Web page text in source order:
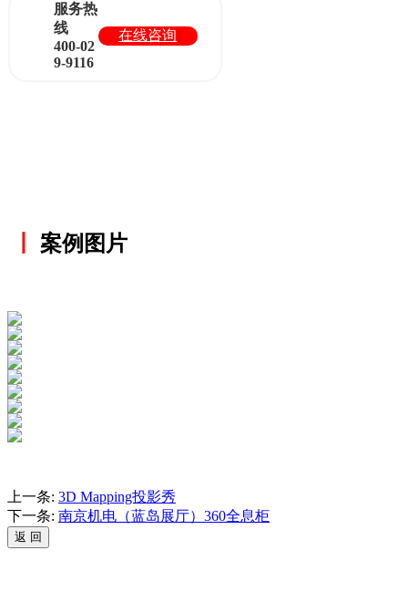
服务热
线
400-02
9-9116
在线咨询
案例图片
上一条: 3D Mapping投影秀
下一条: 南京机电（蓝岛展厅）360全息柜